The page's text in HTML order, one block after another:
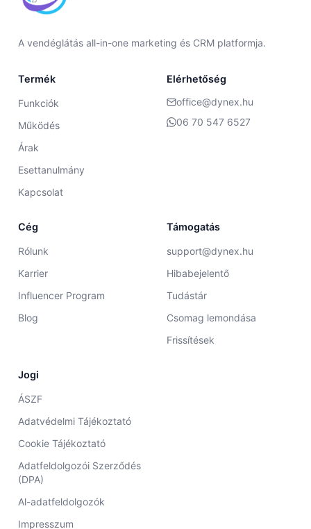
A vendéglátás all-in-one marketing és CRM platformja.
Termék
Funkciók
Működés
Árak
Esettanulmány
Kapcsolat
Elérhetőség
office@dynex.hu
06 70 547 6527
Cég
Rólunk
Karrier
Influencer Program
Blog
Támogatás
support@dynex.hu
Hibabejelentő
Tudástár
Csomag lemondása
Frissítések
Jogi
ÁSZF
Adatvédelmi Tájékoztató
Cookie Tájékoztató
Adatfeldolgozói Szerződés
(DPA)
Al-adatfeldolgozók
Impresszum